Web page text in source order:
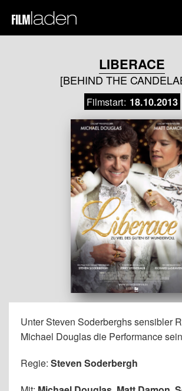
LIBERACE
[BEHIND THE
Filmstart: 18.10.2013
Unter Steven Soderberghs sensibler
Michael Douglas die Performance
Regie: Steven Soderbergh